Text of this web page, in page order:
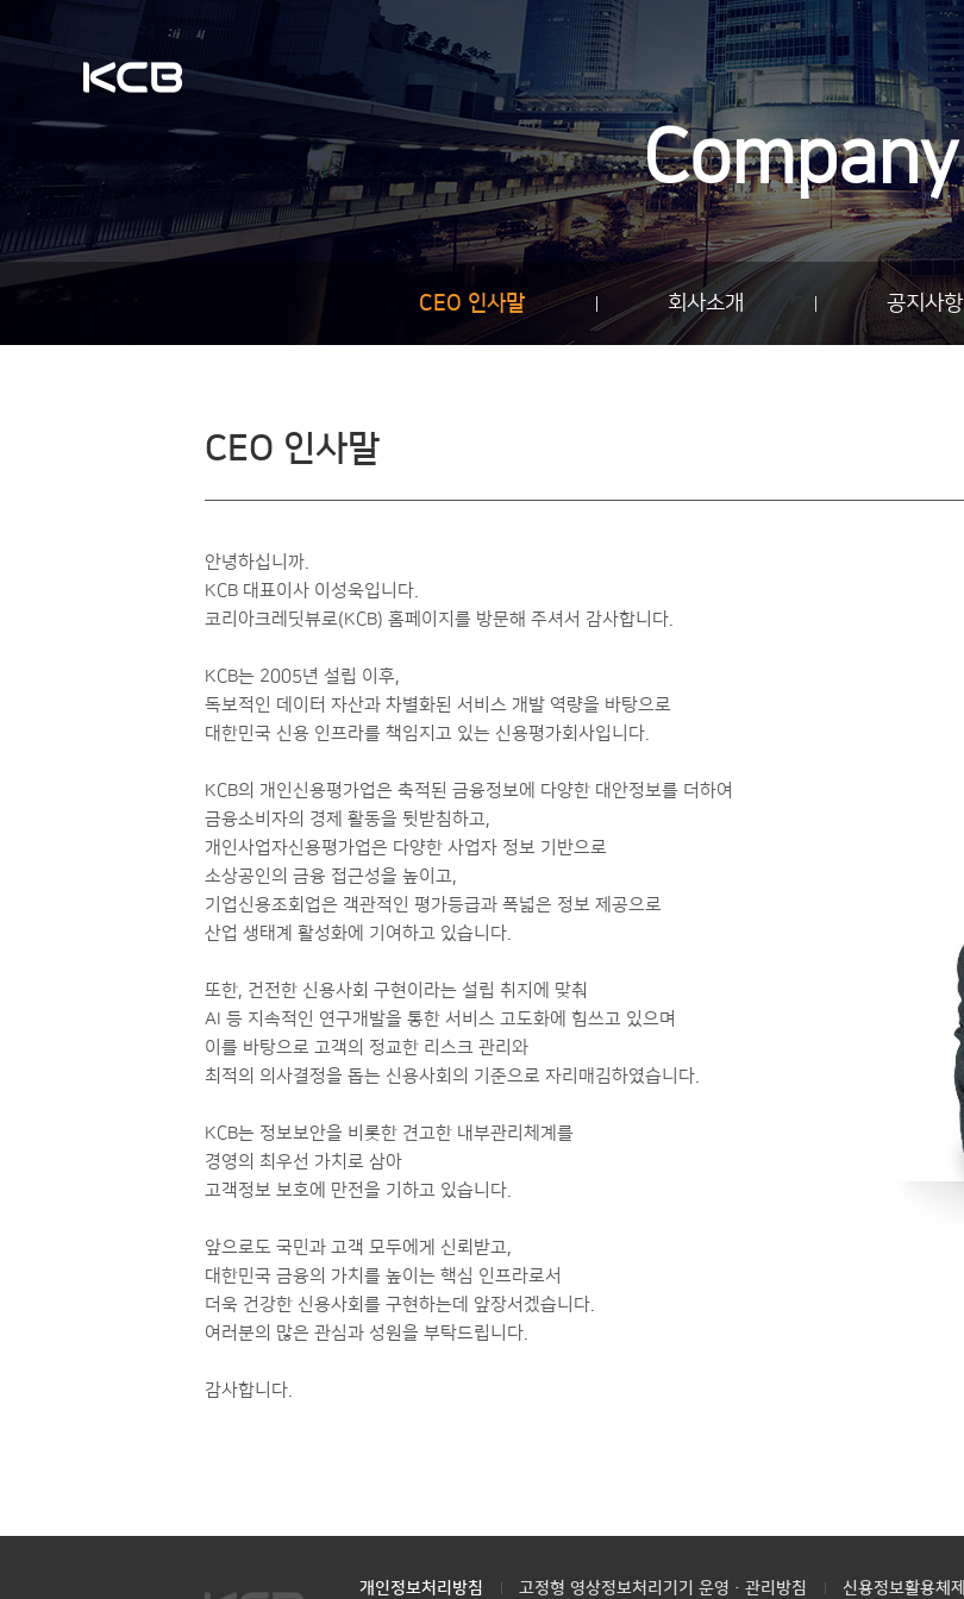
Company
CEO 인사말 회사소개 공지사항
CEO 인사말
안녕하십니까.
KCB 대표이사 이성욱입니다.
코리아크레딧뷰로(KCB) 홈페이지를 방문해 주셔서 감사합니다.
KCB는 2005년 설립 이후,
독보적인 데이터 자산과 차별화된 서비스 개발 역량을 바탕으로
대한민국 신용 인프라를 책임지고 있는 신용평가회사입니다.
KCB의 개인신용평가업은 축적된 금융정보에 다양한 대안정보를 더하여
금융소비자의 경제 활동을 뒷받침하고,
개인사업자신용평가업은 다양한 사업자 정보 기반으로
소상공인의 금융 접근성을 높이고,
기업신용조회업은 객관적인 평가등급과 폭넓은 정보 제공으로
산업 생태계 활성화에 기여하고 있습니다.
또한, 건전한 신용사회 구현이라는 설립 취지에 맞춰
AI 등 지속적인 연구개발을 통한 서비스 고도화에 힘쓰고 있으며
이를 바탕으로 고객의 정교한 리스크 관리와
최적의 의사결정을 돕는 신용사회의 기준으로 자리매김하였습니다.
KCB는 정보보안을 비롯한 견고한 내부관리체계를
경영의 최우선 가치로 삼아
고객정보 보호에 만전을 기하고 있습니다.
앞으로도 국민과 고객 모두에게 신뢰받고,
대한민국 금융의 가치를 높이는 핵심 인프라로서
더욱 건강한 신용사회를 구현하는데 앞장서겠습니다.
여러분의 많은 관심과 성원을 부탁드립니다.
감사합니다.
개인정보처리방침 고정형 영상정보처리기기 운영·관리방침 신용정보활용체제